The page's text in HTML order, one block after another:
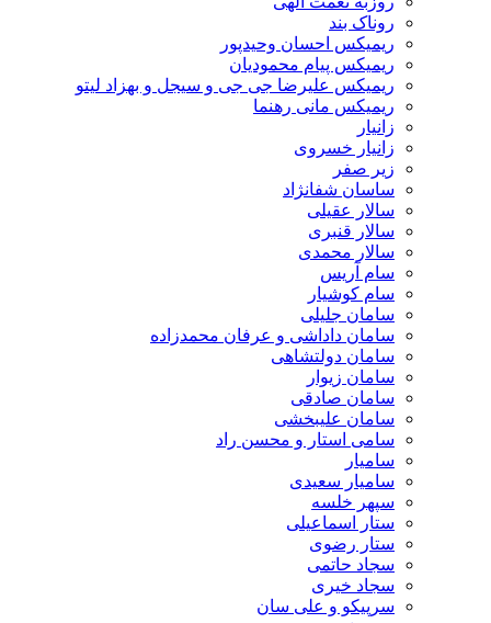
روناک بند
ریمیکس احسان وحیدپور
ریمیکس پیام محمودیان
ریمیکس علیرضا جی جی و سیجل و بهزاد لیتو
ریمیکس مانی رهنما
زانیار
زانیار خسروی
زیر صفر
ساسان شفانژاد
سالار عقیلی
سالار قنبری
سالار محمدی
سام آریس
سام کوشیار
سامان جلیلی
سامان داداشی و عرفان محمدزاده
سامان دولتشاهی
سامان زیوار
سامان صادقی
سامان علیبخشی
سامی استار و محسن راد
سامیار
سامیار سعیدی
سپهر خلسه
ستار اسماعیلی
ستار رضوی
سجاد حاتمی
سجاد خیری
سرپیکو و علی سان